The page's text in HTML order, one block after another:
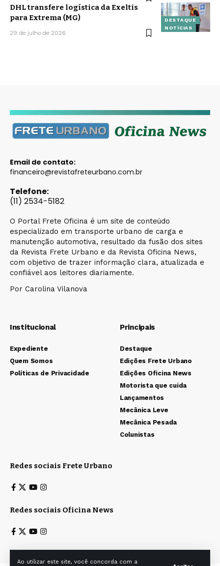
Ao utilizar este site, você concorda com a
DESTAQUE
NOTÍCIAS
DHL transfere logística da Exeltis
para Extrema (MG)
29 de julho de 2026
Email de contato:
financeiro@revistafreteurbano.com.br
Telefone:
(11) 2534-5182
O Portal Frete Oficina é um site de conteúdo
especializado em transporte urbano de carga e
manutenção automotiva, resultado da fusão dos sites
da Revista Frete Urbano e da Revista Oficina News,
com objetivo de trazer informação clara, atualizada e
confiável aos leitores diariamente.
Por Carolina Vilanova
Institucional
Expediente
Quem Somos
Políticas de Privacidade
Principais
Destaque
Edições Frete Urbano
Edições Oficina News
Motorista que cuida
Lançamentos
Mecânica Leve
Mecânica Pesada
Colunistas
Redes sociais Frete Urbano
Redes sociais Oficina News